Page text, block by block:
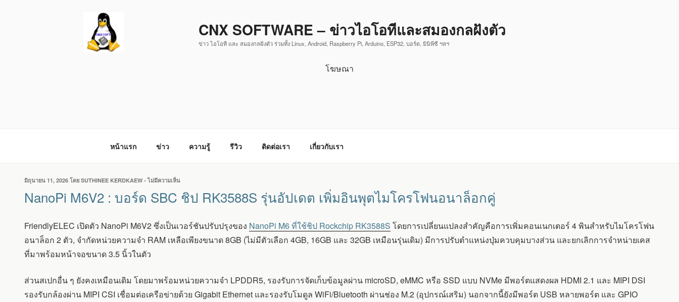
CNX SOFTWARE – ข่าวไอโอทีและสมองกลฝังตัว
ข่าว ไอโอที และ สมองกลฝังตัว ร่วมทั้ง Linux, Android, Raspberry Pi, Arduino, ESP32, บอร์ด, มินิพีซี ฯลฯ
โฆษณา
หน้าแรก ข่าว ความรู้ รีวิว ติดต่อเรา เกี่ยวกับเรา
เขียน
ที่
มิถุนายน 11, 2026 โดย SUTHINEE KERDKAEW -ไม่มีความเห็น
M6V2
SBC
ชิป
เพิ่ม
อินพุต
ไมโครโฟน
NanoPi M6V2 : บอร์ด SBC ชิป RK3588S รุ่นอัปเดต เพิ่มอินพุตไมโครโฟนอนาล็อกคู่
FriendlyELEC เปิดตัว NanoPi M6V2 ซึ่งเป็นเวอร์ชันปรับปรุงของ NanoPi M6 ที่ใช้ชิป Rockchip RK3588S โดยการเปลี่ยนแปลงสำคัญคือการเพิ่มคอนเนกเตอร์ 4 พินสำหรับไมโครโฟน
อนาล็อก 2 ตัว, จำกัดหน่วยความจำ RAM เหลือเพียงขนาด 8GB (ไม่มีตัวเลือก 4GB, 16GB และ 32GB เหมือนรุ่นเดิม) มีการปรับตำแหน่งปุ่มควบคุมบางส่วน และยกเลิกการจำหน่ายเคส
ที่มาพร้อมหน้าจอขนาด 3.5 นิ้วในตัว
ส่วนสเปกอื่น ๆ ยังคงเหมือนเดิม โดยมาพร้อมหน่วยความจำ LPDDR5, รองรับการจัดเก็บข้อมูลผ่าน microSD, eMMC หรือ SSD แบบ NVMe มีพอร์ตแสดงผล HDMI 2.1 และ MIPI DSI
รองรับกล้องผ่าน MIPI CSI เชื่อมต่อเครือข่ายด้วย Gigabit Ethernet และรองรับโมดูล WiFi/Bluetooth ผ่านช่อง M.2 (อุปกรณ์เสริม) นอกจากนี้ยังมีพอร์ต USB หลายพอร์ต และ GPIO